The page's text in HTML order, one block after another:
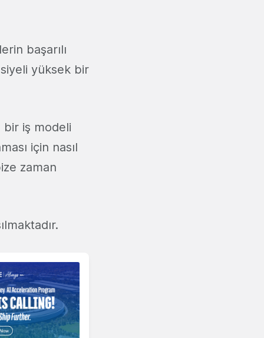
başarılı
yüksek bir
iş modeli
için nasıl
zaman